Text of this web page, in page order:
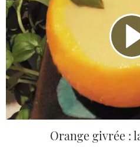
Orange givrée :